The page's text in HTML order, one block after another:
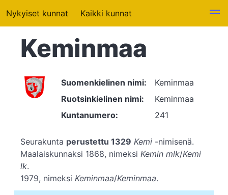
Nykyiset kunnat Kaikki kunnat
Keminmaa
Suomenkielinen nimi:
Keminmaa
Ruotsinkielinen nimi:
Keminmaa
Kuntanumero:
241
Seurakunta perustettu 1329 Kemi -nimisenä.
Maalaiskunnaksi 1868, nimeksi Kemin mlk/Kemi
lk.
1979, nimeksi Keminmaa/Keminmaa.